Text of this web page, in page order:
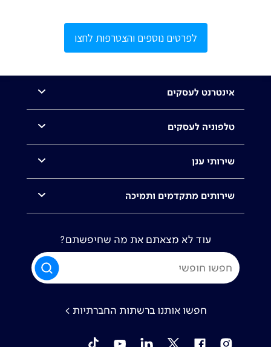
לפרטים נוספים והצטרפות לחצו
אינטרנט לעסקים
טלפוניה לעסקים
שירותי ענן
שירותים מתקדמים ותמיכה
עוד לא מצאתם את מה שחיפשתם?
חפשו אותנו ברשתות החברתיות >
Instagram
Facebook
Twitter
Linkedin
YouTube
tiktok